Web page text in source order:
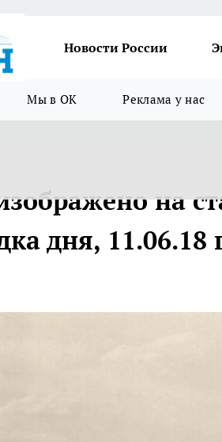
Новости России
Мы в ОК Реклама у нас
на
дня, 11.06.18